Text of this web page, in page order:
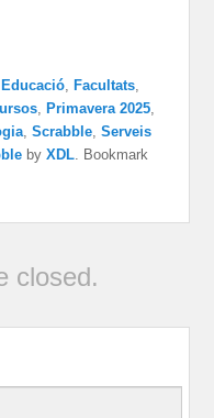
Educació, Facultats,
, Primavera 2025,
,Scrabble,Serveis
byXDL. Bookmark
closed.